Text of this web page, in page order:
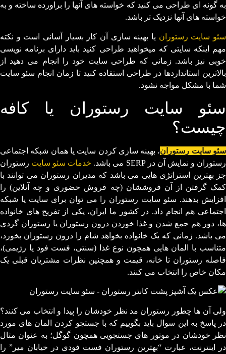
به گونه ای طراحی می کنید که خواسته های آنها را براورده ساخته و به
خواسته های آنها نزدیک تر باشد.
سئو سایت رستوران یا بهینه سازی آن کار بسیار آسانی است و نکته
مهم اینکه سایتی که میخواهید طراحی کنید باید دارای برنامه نویسی
خوبی نیز باشد. زمانی که طراحی سایت خود را انجام می دهید از
بالاترین استانداردها در طراحی استفاده کنید تا زمان انجام سئو سایت
شما با مشکل مواجه نشود.
سئو سایت رستوران یا کافه
چیست؟
سئو سایت رستوران، بهینه سازی کردن سایت یا همان شبکه اجتماعی
رستوران و نمایش آن در SERP می باشد.
خدمات سئو سایت رستوران
جز بهترین استراتژی هایی می باشد که مدیران رستوران می توانند با
کمک گرفتن از آن فروششان (چه فروش حضوری و چه آنلاین) را
افزایش بدهند. سئو سایت رستوران را می توان برای سایت یا شبکه
اجتماعی هم انجام داد. در کشور ما ایران، یکی از تفریح های خانواده
ها، دور هم جمع شدن و غذا خوردن درون رستوران یا رستوران گردی
می باشد. زمانی که یک خانواده بخواهد شام را درون رستوران بخورد،
متناسب با المان هایی همچون نوع غذا (سنتی، فست فود یا رژیمی)،
فاصله رستوران تا خانه، قیمت و همچنین نظرات مشتریان قبلی یک
مکان خاص را انتخاب می کنند.
ولی آن ها چطور رستوران مد نظر خودشان را پیدا و انتخاب می کنند؟
در پاسخ به این سوال باید بگوییم که با جستجو کردن المان های مورد
نظر خودشان در موتور های جستجویی همچون گوگل؛ به عنوان مثال
در اینترنت، عبارت “بهترین رستوران فست فودی در خیابان میر” را